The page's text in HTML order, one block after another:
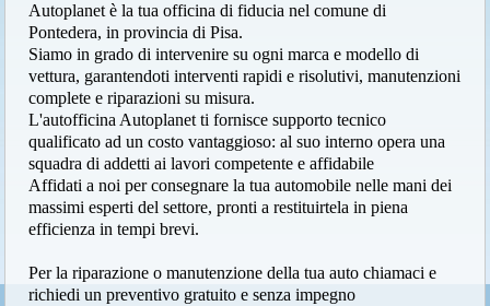
Autoplanet è la tua officina di fiducia nel comune di
Pontedera, in provincia di Pisa.
Siamo in grado di intervenire su ogni marca e modello di
vettura, garantendoti interventi rapidi e risolutivi, manutenzioni
complete e riparazioni su misura.
L'autofficina Autoplanet ti fornisce supporto tecnico
qualificato ad un costo vantaggioso: al suo interno opera una
squadra di addetti ai lavori competente e affidabile
Affidati a noi per consegnare la tua automobile nelle mani dei
massimi esperti del settore, pronti a restituirtela in piena
efficienza in tempi brevi.
Per la riparazione o manutenzione della tua auto chiamaci e
richiedi un preventivo gratuito e senza impegno